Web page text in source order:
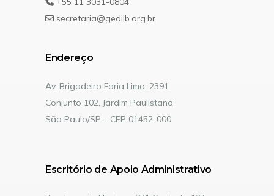
secretaria@gediib.org.br
Endereço
Av. Brigadeiro Faria Lima, 2391
Conjunto 102, Jardim Paulistano.
São Paulo/SP – CEP 01452-000
Escritório de Apoio Administrativo